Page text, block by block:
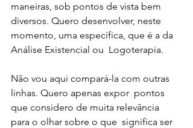
maneiras, sob pontos de vista bem
diversos. Quero desenvolver, neste
momento, uma específica, que é a da
Análise Existencial ou  Logoterapia.
Não vou aqui compará-la com outras
linhas. Quero apenas expor  pontos
que considero de muita relevância
para o olhar sobre o que  significa ser